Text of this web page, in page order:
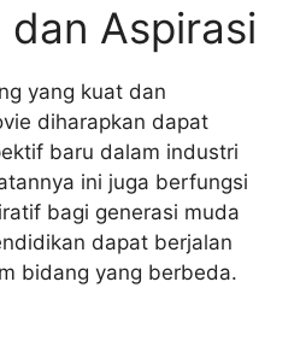
Aspirasi
yang kuat dan
diharapkan dapat
baru dalam industri
ini juga berfungsi
bagi generasi muda
dapat berjalan
bidang yang berbeda.